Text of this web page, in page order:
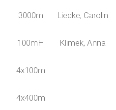
3000m Liedke, Carolin
100mH Klimek, Anna
4x100m
4x400m